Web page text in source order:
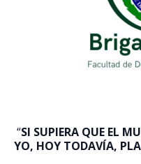
“SI SUPIERA QUE EL
YO, HOY TODAVÍA,